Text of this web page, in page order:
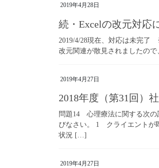
2019年4月28日
続・Excelの改元対
2019/4/28現在、対応は未完
改元関連が散見されましたの
2019年4月27日
2018年度（第31回
問題14 心理療法に関する次の
びなさい。 1 クライエントが
状況 […]
2019年4月27日